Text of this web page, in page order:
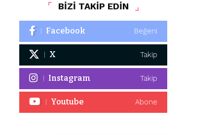
BİZİ TAKİP EDİN
Facebook Beğeni
X Takip
Instagram Takip
Youtube Abone